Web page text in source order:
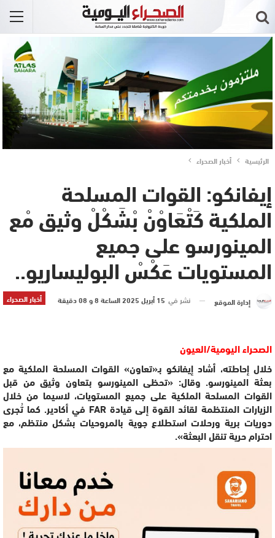
الرئيسية أخبار الصحراء
إيفانكو: القوات المسلحة
الملكية كَتْعَاوْنْ بْشَكْلْ وثيق مْع
المينورسو على جميع
المستويات عَكْسْ البوليساريو..
أخبار الصحراء إدارة الموقع نشر في 15 أبريل 2025 الساعة 8 و 08 دقيقة
الصحراء اليومية/العيون
خلال إحاطته، أشاد إيفانكو بـ«تعاون» القوات المسلحة الملكية مع
بعثة المينورسو. وقال: «تحظى المينورسو بتعاون وثيق من قبل
القوات المسلحة الملكية على جميع المستويات، لاسيما من خلال
الزيارات المنتظمة لقائد القوة إلى قيادة FAR في أكادير. كما تُجرى
دوريات برية ورحلات استطلاع جوية بالمروحيات بشكل منتظم، مع
احترام حرية تنقل البعثة».